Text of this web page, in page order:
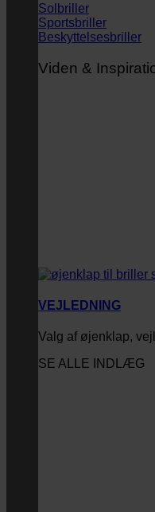
Solbriller
Sportsbriller
Beskyttelsesbriller
Viden &
VEJLEDNING
Valg af øjenklap,
SE ALLE INDLÆG